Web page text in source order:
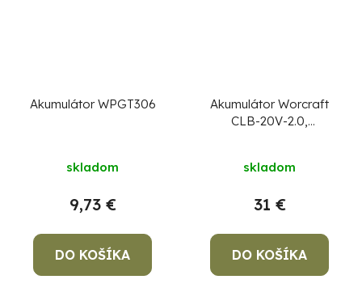
Akumulátor WPGT306
skladom
9,73 €
DO KOŠÍKA
Akumulátor Worcraft
CLB-20V-2.0,
hodnotenie
je
4,3
z
5
skladom
31 €
DO KOŠÍKA